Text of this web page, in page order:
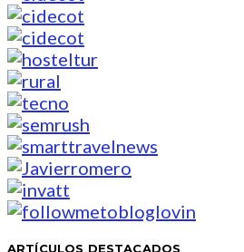
ARTÍCULOS DESTACADOS